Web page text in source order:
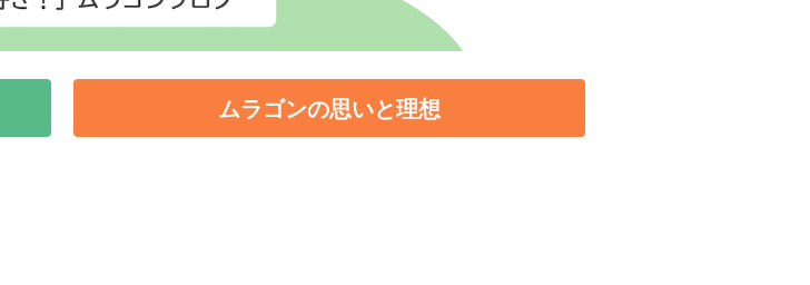
ムラゴンの思いと理想